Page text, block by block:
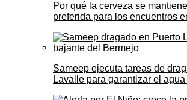
Por qué la cerveza se
preferida para los encuentros
Sameep ejecuta tareas de
Lavalle para garantizar el